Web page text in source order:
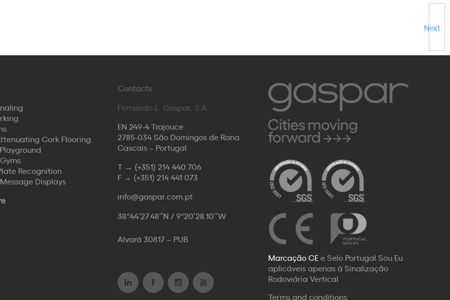
Next
Cork Flooring
Recognition
Displays
Contacts
Fernando L. Gaspar, S.A.
EN 249-4 Trajouce
2785-034 São Domingos de Rana
Cascais – Portugal
T → (+351) 214 440 706
F → (+351) 214 441 073
info@gaspar.com.pt
38°44’27.48’’N / 9°20’28.10’’W
Alvará 30817 – PUB
Marcação CEe Selo Portugal Sou Eu
aplicáveis apenas à Sinalização
Rodoviária Vertical
Terms and conditions